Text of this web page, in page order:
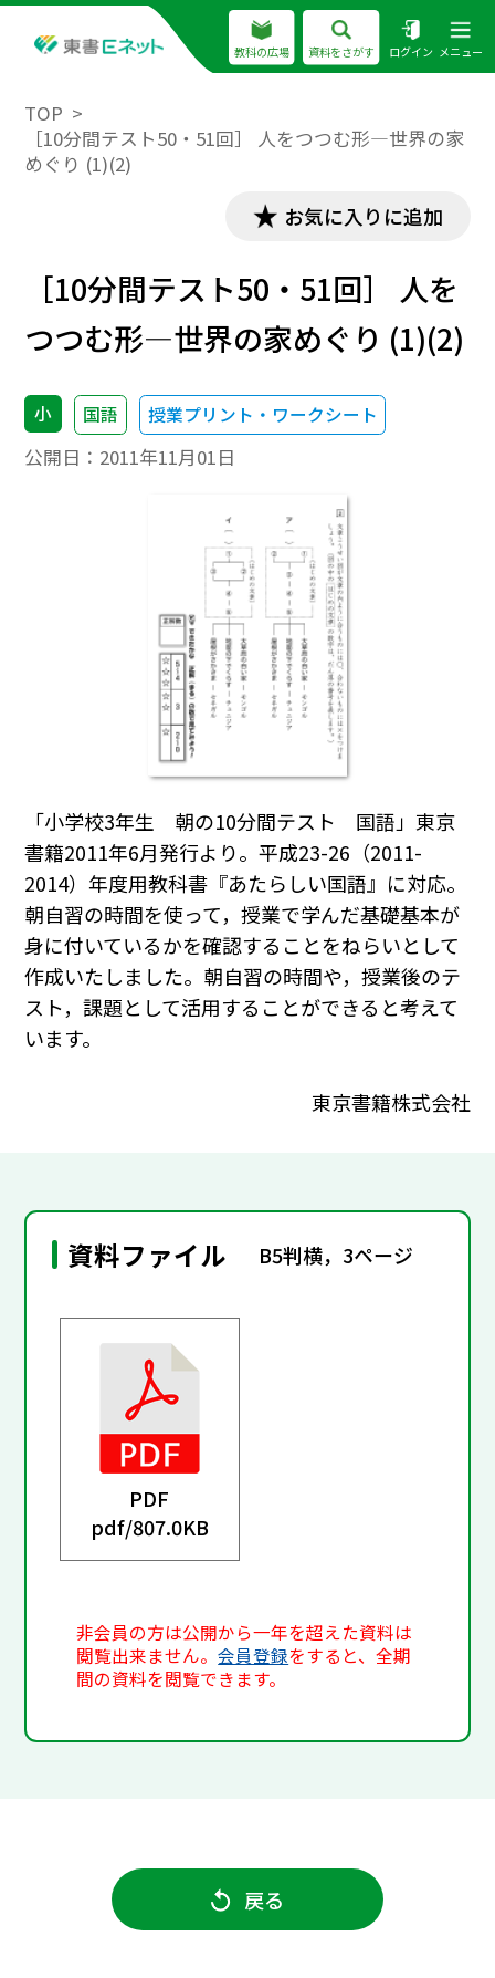
教科の広場 資料をさがす ログイン メニュー
TOP
［10分間テスト50・51回］ 人をつつむ形―世界の家
めぐり (1)(2)
お気に入りに追加
［10分間テスト50・51回］ 人を
つつむ形―世界の家めぐり (1)(2)
小 国語 授業プリント・ワークシート
公開日： 2011年11月01日
「小学校3年生 朝の10分間テスト 国語」東京
書籍2011年6月発行より。平成23-26（2011-
2014）年度用教科書『あたらしい国語』に対応。
朝自習の時間を使って，授業で学んだ基礎基本が
身に付いているかを確認することをねらいとして
作成いたしました。朝自習の時間や，授業後のテ
スト，課題として活用することができると考えて
います。
東京書籍株式会社
資料ファイル B5判横，3ページ
PDF
pdf/807.0KB
非会員の方は公開から一年を超えた資料は
閲覧出来ません。会員登録をすると、全期
間の資料を閲覧できます。
戻る